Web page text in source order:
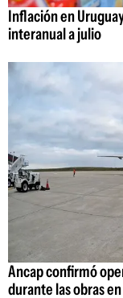
Inflación en
interanual a julio
Ancap confirmó
durante las obras